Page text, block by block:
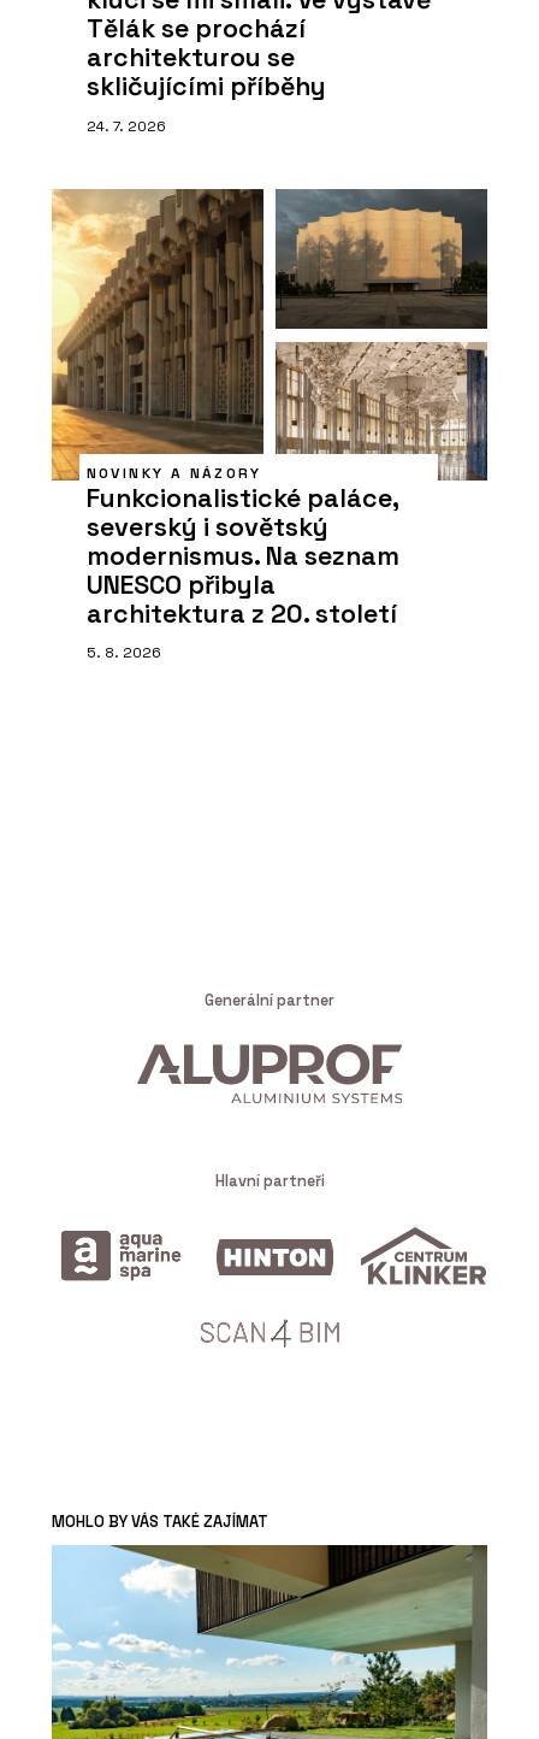
Tělák se prochází
architekturou se
skličujícími příběhy
24. 7. 2026
NOVINKY A NÁZORY
Funkcionalistické paláce,
severský i sovětský
modernismus. Na seznam
UNESCO přibyla
architektura z 20. století
5. 8. 2026
Generální partner
Hlavní partneři
MOHLO BY VÁS TAKÉ ZAJÍMAT